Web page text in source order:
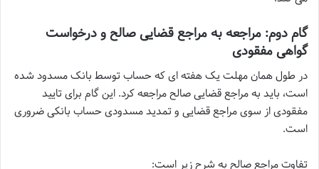
گام دوم: مراجعه به مراجع قضایی صالح و درخواست
گواهی مفقودی
در طول همان مهلت یک هفته ای که حساب توسط بانک مسدود شده
است، باید به مراجع قضایی صالح مراجعه کرد. این گام برای تایید
مفقودی از سوی مراجع قضایی و تمدید مسدودی حساب بانکی ضروری
است.
تفاوت مراجع صالح به شرح زیر است: